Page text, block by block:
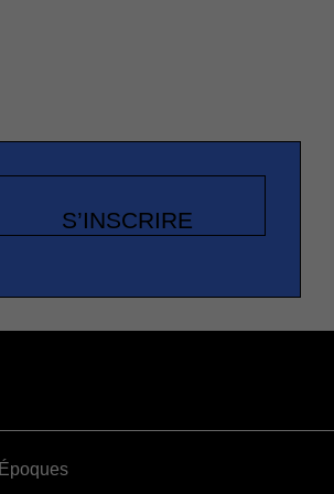
S’INSCRIRE
Époques